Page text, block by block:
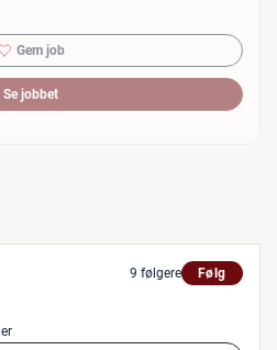
Gem job
Se jobbet
9 følgere Følg